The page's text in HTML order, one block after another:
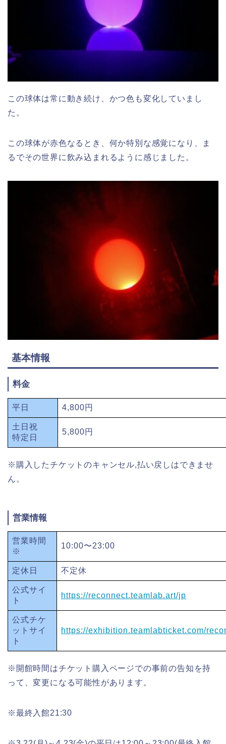
この球体は常に動き続け、かつ色も変化していまし
た。
この球体が赤色なるとき、何か特別な感覚になり、ま
るでその世界に飲み込まれるように感じました。
基本情報
料金
平日 4,800円
土日祝
特定日
5,800円
※購入したチケットのキャンセル,払い戻しはできませ
ん。
営業情報
営業時間
※
10:00〜23:00
定休日 不定休
公式サイ
ト
https://reconnect.teamlab.art/jp
公式チケ
ットサイ
ト
https://exhibition.teamlabticket.com/
※開館時間はチケット購入ページでの事前の告知を持
って、変更になる可能性があります。
※最終入館21:30